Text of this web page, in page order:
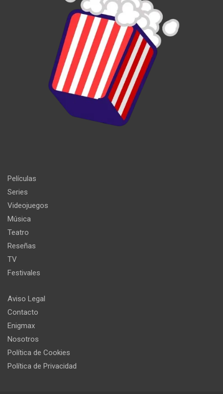
Películas
Series
Videojuegos
Música
Teatro
Reseñas
TV
Festivales
Aviso Legal
Contacto
Enigmax
Nosotros
Política de Cookies
Política de Privacidad